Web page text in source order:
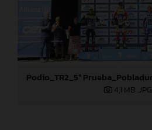
4,1 MB .JPG